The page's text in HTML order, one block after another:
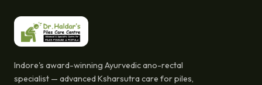
Indore's award-winning Ayurvedic ano-rectal
specialist — advanced Ksharsutra care for piles,